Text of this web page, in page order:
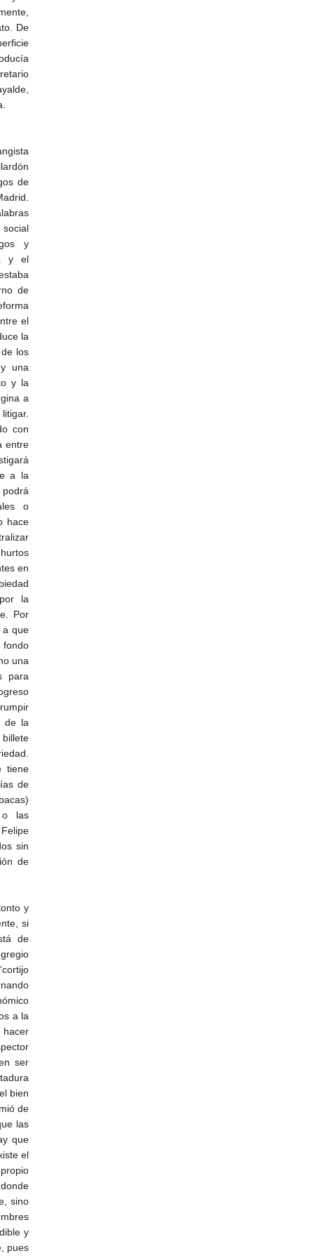
De
de
y
y el
de
el
la
los
una
y la
a
con
entre
a la
o
hace
en
la
Por
a que
fondo
una
para
de la
tiene
de
o las
sin
de
y
si
de
a la
ser
bien
de
las
que
el
sino
y
pues